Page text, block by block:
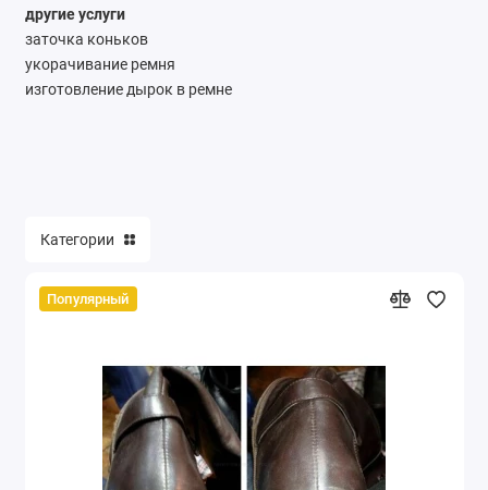
другие услуги
заточка коньков
укорачивание ремня
изготовление дырок в ремне
Категории
Популярный